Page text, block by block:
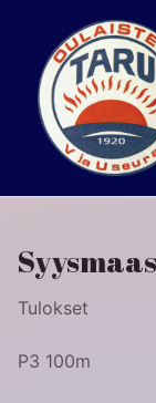
sisältöön
Tulokset
P3 100m